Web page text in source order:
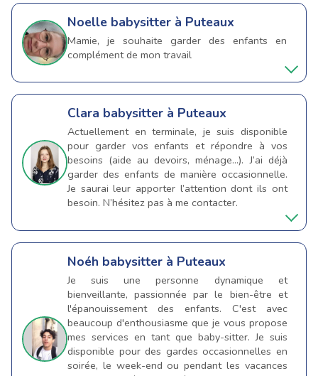
Noelle babysitter à Puteaux
Mamie, je souhaite garder des enfants en
complément de mon travail
Clara babysitter à Puteaux
Actuellement en terminale, je suis disponible
pour garder vos enfants et répondre à vos
besoins (aide au devoirs, ménage…). J’ai déjà
garder des enfants de manière occasionnelle.
Je saurai leur apporter l’attention dont ils ont
besoin. N’hésitez pas à me contacter.
Noéh babysitter à Puteaux
Je suis une personne dynamique et
bienveillante, passionnée par le bien-être et
l'épanouissement des enfants. C'est avec
beaucoup d'enthousiasme que je vous propose
mes services en tant que baby-sitter. Je suis
disponible pour des gardes occasionnelles en
soirée, le week-end ou pendant les vacances